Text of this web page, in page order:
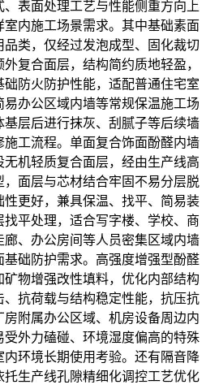
表面处理工艺与性能侧重方向上
内施工场景需求。其中基础素面
类，仅经过发泡成型、固化裁切
复合面层，结构简约质地轻盈，
防火防护性能，适配普通住宅室
办公区域内墙等常规保温施工场
层后进行抹灰、刮腻子等后续墙
工流程。单面复合饰面酚醛内墙
机轻质复合面层，经由生产线高
面层与芯材结合牢固不易分层脱
更好，兼具保温、找平、简易装
平处理，适合写字楼、学校、商
、办公房间等人员密集区域内墙
础防护需求。高强度增强型酚醛
物增强改性填料，优化内部结构
抗荷载与结构稳定性能，抗压抗
附属办公区域、机房设备周边内
外力磕碰、环境湿度偏高的特殊
环境长期使用考验。还有隔音降
生产线孔隙精细化调控工艺优化